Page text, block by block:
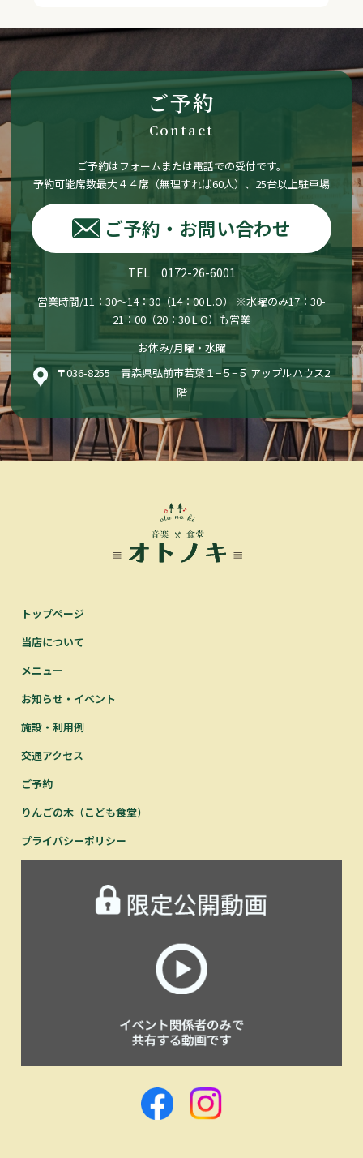
ご予約
Contact
ご予約はフォームまたは電話での受付です。
予約可能席数最大４４席（無理すれば60人）、25台以上駐車場
ご予約・お問い合わせ
TEL 0172-26-6001
営業時間/11：30〜14：30（14：00 L.O） ※水曜のみ17：30-
21：00（20：30 L.O）も営業
お休み/月曜・水曜
〒036-8255 青森県弘前市若葉１−５−５ アップルハウス2
階
トップページ
当店について
メニュー
お知らせ・イベント
施設・利用例
交通アクセス
ご予約
りんごの木（こども食堂）
プライバシーポリシー